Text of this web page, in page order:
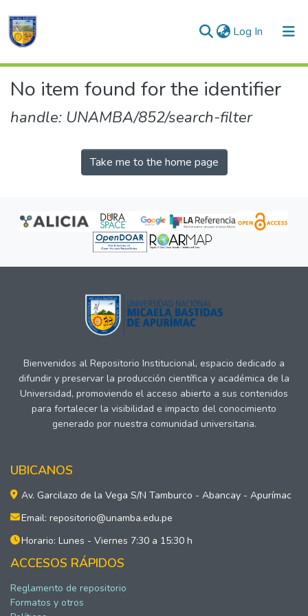
Log In (current)
Communities & Collections
No item found for the identifier
handle: UNAMBA/852/search-filter
Take me to the home page
Bienvenidos al Repositorio Institucional, espacio dedicado a
difundir y preservar la producción científica y académica de la
Universidad, promoviendo el acceso abierto a sus contenidos
para fortalecer la visibilidad e impacto del conocimiento
generado por nuestra comunidad universitaria.
UBICANOS
Av. Garcilazo de la Vega S/N Tamburco - Abancay - Apurímac
Email: repositorio@unamba.edu.pe
Horario: Lunes - Viernes 7:30 a 15:30 h
ACCESOS RÁPIDOS
Reglamento de repositorio
Formatos y otros